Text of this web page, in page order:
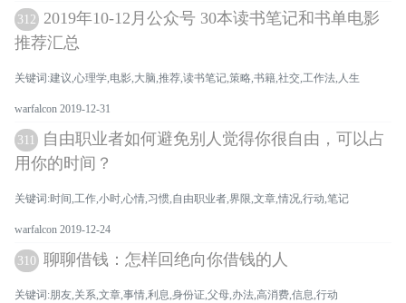
312 2019年10-12月公众号 30本读书笔记和书单电影
推荐汇总
关键词:建议,心理学,电影,大脑,推荐,读书笔记,策略,书籍,社交,工作法,人生
warfalcon 2019-12-31
311
自由职业者如何避免别人觉得你很自由，可以占
用你的时间？
关键词:时间,工作,小时,心情,习惯,自由职业者,界限,文章,情况,行动,笔记
warfalcon 2019-12-24
310 聊聊借钱：怎样回绝向你借钱的人
关键词:朋友,关系,文章,事情,利息,身份证,父母,办法,高消费,信息,行动